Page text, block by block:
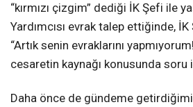
“kırmızı çizgim” dediği İK Şefi ile
Yardımcısı evrak talep ettiğinde,
“Artık senin evraklarını
cesaretin kaynağı konusunda
Daha önce de gündeme